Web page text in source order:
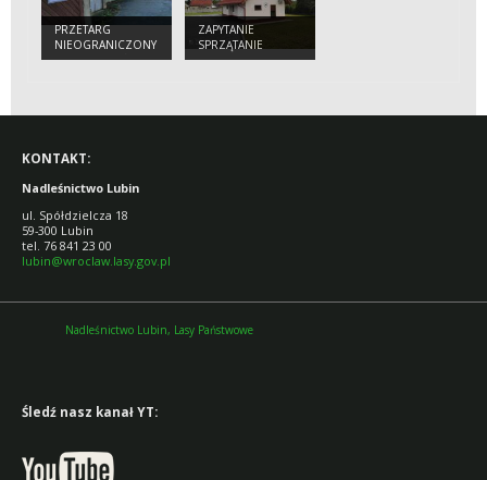
PRZETARG
NIEOGRANICZONY
NA SPRZEDAŻ
ZAPYTANIE
SPRZĄTANIE
BUDYNKI
KONTAKT:
Nadleśnictwo Lubin
ul. Spółdzielcza 18
59-300 Lubin
tel. 76 841 23 00
lubin@wroclaw.lasy.gov.pl
Nadleśnictwo Lubin, Lasy Państwowe
Śledź nasz kanał YT: